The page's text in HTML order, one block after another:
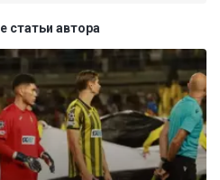
статьи автора